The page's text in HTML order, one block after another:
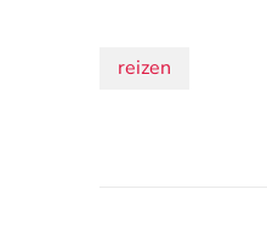
reizen